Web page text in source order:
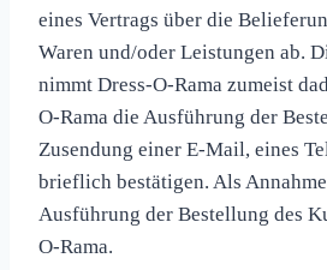
eines Vertrags über die
Waren und/oder Leistungen ab.
nimmt Dress-O-Rama zumeist
O-Rama die Ausführung der
Zusendung einer E-Mail, eines
brieflich bestätigen. Als
Ausführung der Bestellung des
O-Rama.